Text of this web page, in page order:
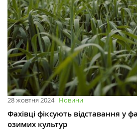
28 жовтня 2024 Новини
Фахівці фіксують відставання у
озимих культур